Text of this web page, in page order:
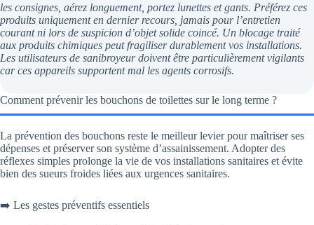
les consignes, aérez longuement, portez lunettes et gants. Préférez ces
produits uniquement en dernier recours, jamais pour l’entretien
courant ni lors de suspicion d’objet solide coincé. Un blocage traité
aux produits chimiques peut fragiliser durablement vos installations.
Les utilisateurs de sanibroyeur doivent être particulièrement vigilants
car ces appareils supportent mal les agents corrosifs.
Comment prévenir les bouchons de toilettes sur le long terme ?
La prévention des bouchons reste le meilleur levier pour maîtriser ses
dépenses et préserver son système d’assainissement. Adopter des
réflexes simples prolonge la vie de vos installations sanitaires et évite
bien des sueurs froides liées aux urgences sanitaires.
➡️ Les gestes préventifs essentiels